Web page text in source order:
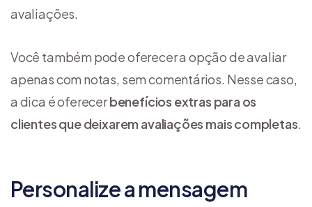
avaliações.
Você também pode oferecer a opção de avaliar
apenas com notas, sem comentários. Nesse caso,
a dica é oferecerbenefícios extras para os
clientes que deixarem avaliações mais completas.
Personalize a mensagem